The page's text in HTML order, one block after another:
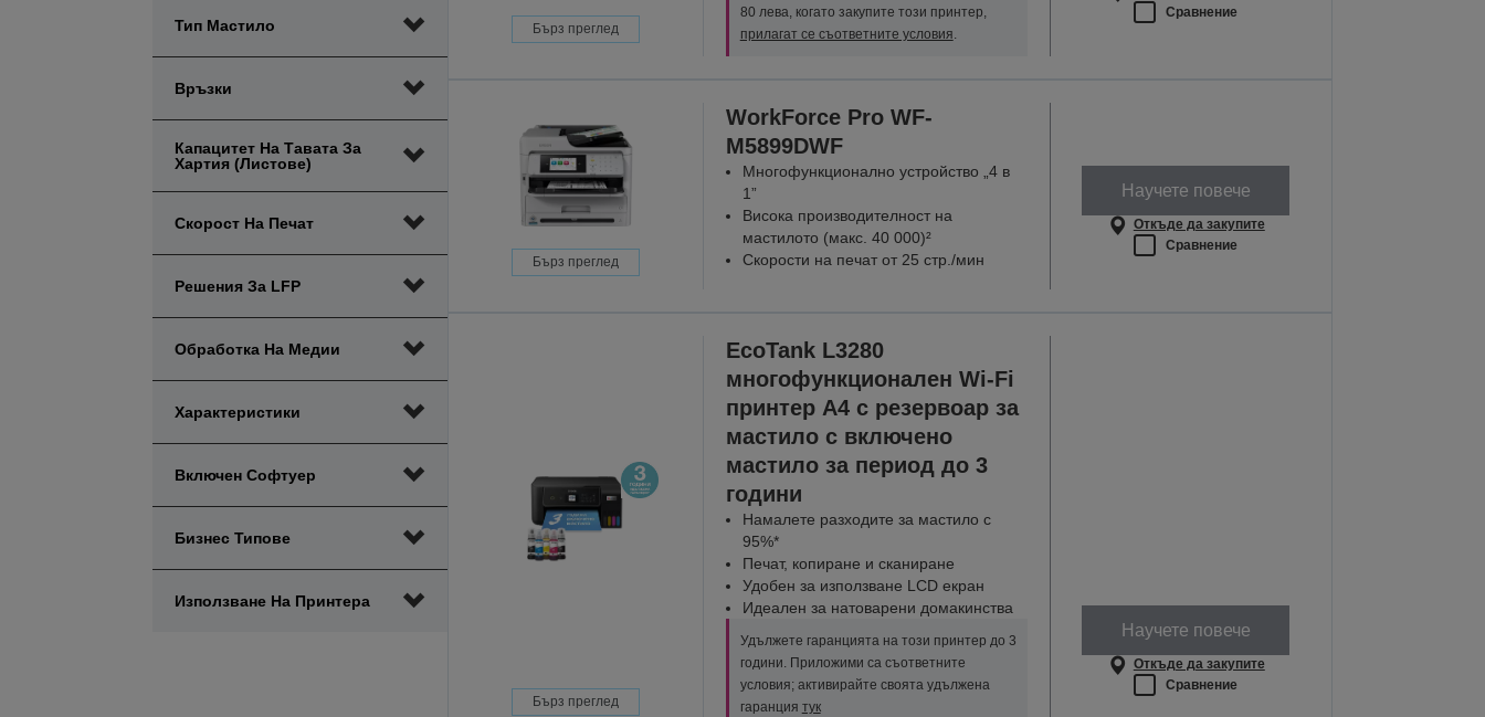
Тип Мастило
Връзки
Капацитет На Тавата За
Хартия (листове)
Скорост На Печат
Решения За LFP
Обработка На Медии
Характеристики
Включен Софтуер
Бизнес Типове
Използване На Принтера
Бърз преглед
80 лева, когато закупите този принтер,
прилагат се съответните условия.
Сравнение
Бърз преглед
WorkForce Pro WF-
M5899DWF
Многофункционално устройство „4 в
1”
Висока производителност на
мастилото (макс. 40 000)²
Скорости на печат от 25 стр./мин
Научете повече
Откъде да закупите
Сравнение
Бърз преглед
EcoTank L3280
многофункционален Wi-Fi
принтер A4 с резервоар за
мастило с включено
мастило за период до 3
години
Намалете разходите за мастило с
95%*
Печат, копиране и сканиране
Удобен за използване LCD екран
Идеален за натоварени домакинства
Удължете гаранцията на този принтер до 3
години. Приложими са съответните
условия; активирайте своята удължена
гаранция тук
Научете повече
Откъде да закупите
Сравнение